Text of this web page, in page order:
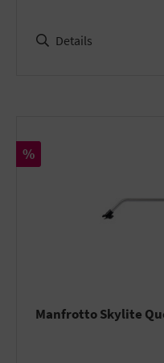
Details
Rabatt
%
Manfrotto Skylite